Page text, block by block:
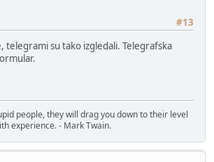
#13
telegrami su tako izgledali. Telegrafska
people, they will drag you down to their level
experience. - Mark Twain.